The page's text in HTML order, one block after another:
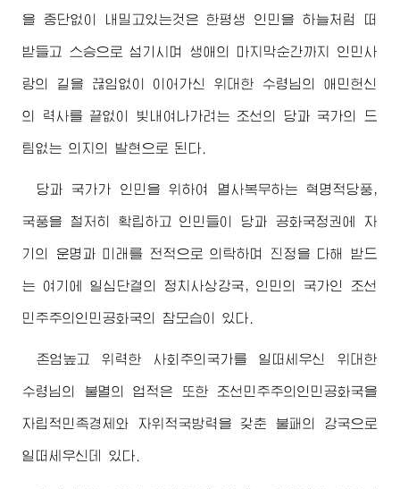
을 중단없이 내밀고있는것은 한평생 인민을 하늘처럼 떠
받들고 스승으로 섬기시며 생애의 마지막순간까지 인민사
랑의 길을 끊임없이 이어가신위대한 수령님의 애민헌신
의 력사를 끝없이 빛내여나가려는 조선의 당과 국가의 드
팀없는 의지의 발현으로 된다.
당과 국가가 인민을 위하여 멸사복무하는 혁명적당풍,
국풍을 철저히 확립하고 인민들이 당과 공화국정권에 자
기의 운명과 미래를 전적으로 의탁하며 진정을 다해 받드
는 여기에 일심단결의 정치사상강국, 인민의 국가인 조선
민주주의인민공화국의 참모습이 있다.
존엄높고 위력한 사회주의국가를 일떠세우신 위대한
수령님 의 불멸의 업적은 또한 조선민주주의인민공화국을
자립적민족경제와 자위적국방력을 갖춘 불패의 강국으로
일떠세우신데 있다.